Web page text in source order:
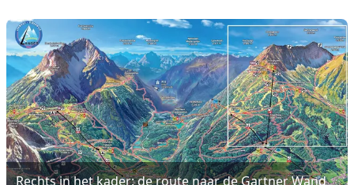
Rechts in het kader: de route naar de Gartner Wand